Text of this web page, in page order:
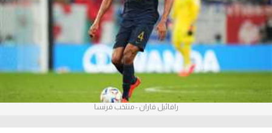
آراء حرة
ركن الألعاب
بطولات
أمريكا 2026
رافائيل فاران - منتخب فرنسا